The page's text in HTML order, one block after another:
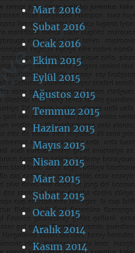
Mart 2016
Şubat 2016
Ocak 2016
Ekim 2015
Eylül 2015
Ağustos 2015
Temmuz 2015
Haziran 2015
Mayıs 2015
Nisan 2015
Mart 2015
Şubat 2015
Ocak 2015
Aralık 2014
Kasım 2014